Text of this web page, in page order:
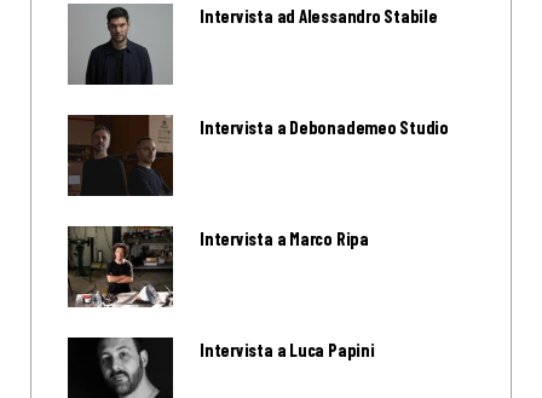
Intervista ad Alessandro Stabile
Intervista a Debonademeo Studio
Intervista a Marco Ripa
Intervista a Luca Papini